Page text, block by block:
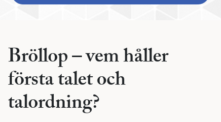
Bröllop – vem håller
första talet och
talordning?